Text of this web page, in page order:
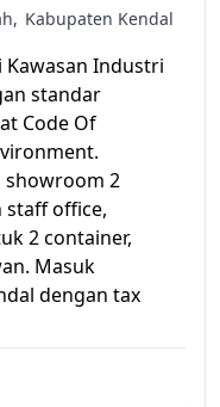
Kabupaten Kendal
Industri
standar
Code Of
showroom 2
office,
2 container,
Masuk
dengan tax